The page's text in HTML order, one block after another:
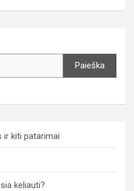
Paieška
ir kiti patarimai
keliauti?